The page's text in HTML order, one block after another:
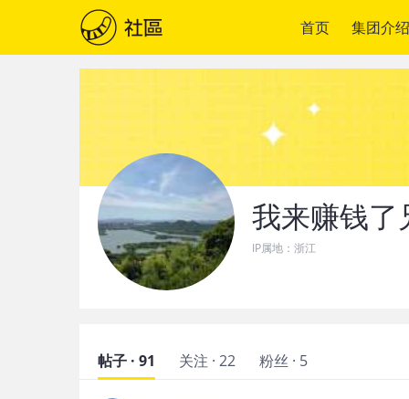
首页 集团介绍
我来赚钱了
IP属地： 浙江
帖子 · 91 关注 · 22 粉丝 · 5